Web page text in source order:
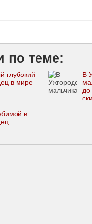
по теме:
глубокий
в мире
В
до
в